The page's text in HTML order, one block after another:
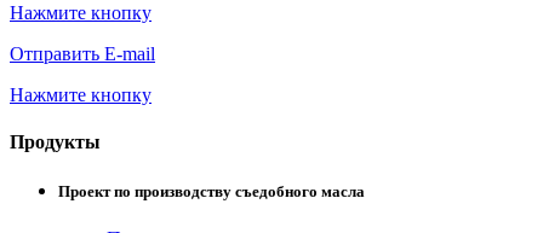
Нажмите кнопку
Отправить E-mail
Нажмите кнопку
Продукты
Проект по производству съедобного масла